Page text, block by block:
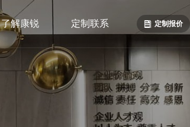
了解康锐 定制联系 定制报价